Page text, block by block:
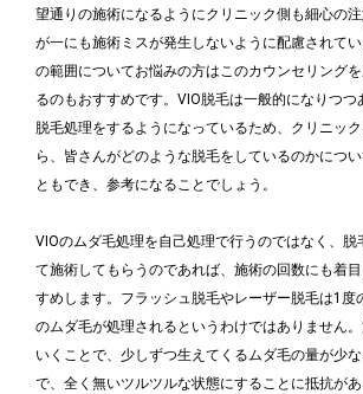
望通りの施術になるようにクリニック側も細心の
が一にも施術ミスが発生しないように配慮されて
の範囲についてお悩みの方はこのカウンセリング
るのもおすすめです。VIO脱毛は一般的になりつつ
脱毛処理をするようになっているため、クリニッ
ら、皆さんがどのような脱毛をしているのかにつ
ともでき、参考になることでしょう。
VIOのムダ毛処理を自己処理で行うのではなく、脱
て施術してもらうのであれば、施術の回数にも着
すめします。フラッシュ脱毛やレーザー脱毛は1度
のムダ毛が処理されるというわけではありません
いくことで、少しずつ生えてくるムダ毛の量が少
で、全く無いツルツルな状態にすることに抵抗が